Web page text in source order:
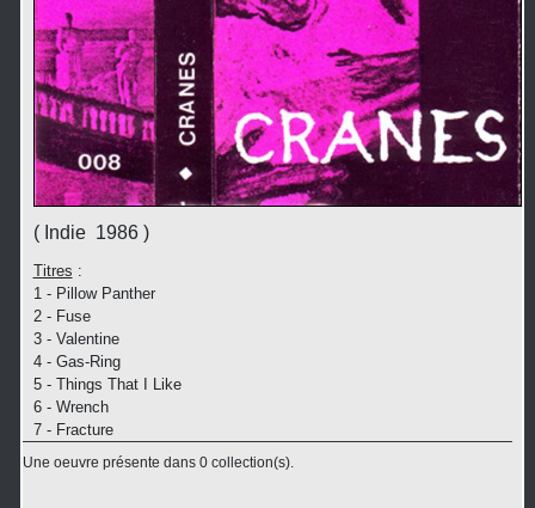
( Indie 1986 )
Titres :
1 - Pillow Panther
2 - Fuse
3 - Valentine
4 - Gas-Ring
5 - Things That I Like
6 - Wrench
7 - Fracture
Une oeuvre présente dans 0 collection(s).